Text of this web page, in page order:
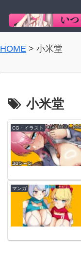
HOME > 小米堂
小米堂
CG・イラスト
マンガ